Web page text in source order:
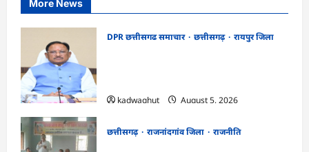
More News
DPR छत्तीसगढ समाचार छत्तीसगढ़
रायपुर जिला
kadwaghut
August 5, 2026
छत्तीसगढ़ राजनांदगांव जिला
राजनीति